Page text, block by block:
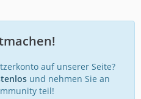
auf unserer Seite?
und nehmen Sie an
teil!